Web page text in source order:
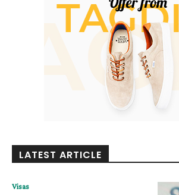
LATEST ARTICLE
Visas